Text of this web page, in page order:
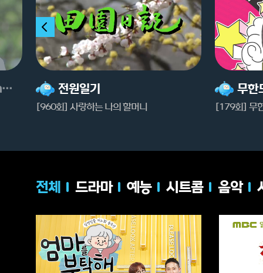
인어아가씨(Miss Mermaid) 전원일기
[960회] 사랑하는 나의 할머니 [179회] 무
전체 드라마 예능 시트콤 음악